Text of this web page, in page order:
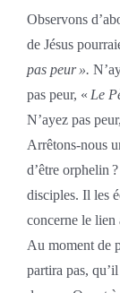
Observons
de Jésus
pas peur ».
pas peur, « Le
N’ayez pas peur,
Arrêtons-nous
d’être orphelin
disciples. Il les
concerne le lien
Au moment de
partira pas,